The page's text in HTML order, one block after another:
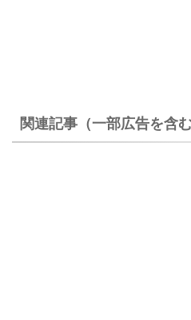
関連記事（一部広告を含む